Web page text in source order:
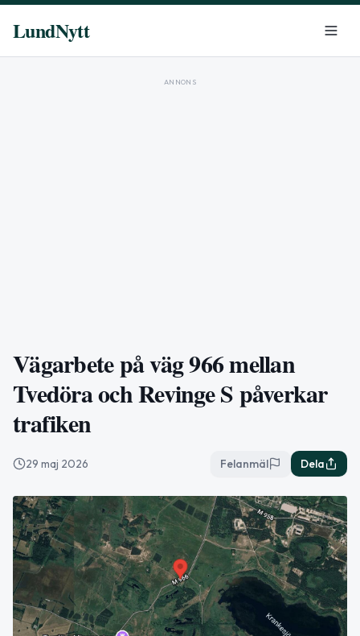
LundNytt
ANNONS
Vägarbete på väg 966 mellan
Tvedöra och Revinge S påverkar
trafiken
29 maj 2026 Felanmäl Dela